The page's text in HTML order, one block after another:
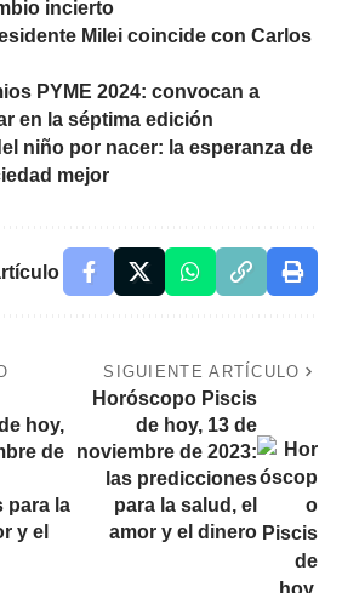
incierto
Milei coincide con Carlos
PYME 2024: convocan a
en la séptima edición
niño por nacer: la esperanza de
mejor
hoy,
de
para la
y el
SIGUIENTE ARTÍCULO
Horóscopo Piscis
de hoy, 13 de
noviembre de 2023:
las predicciones
para la salud, el
amor y el dinero